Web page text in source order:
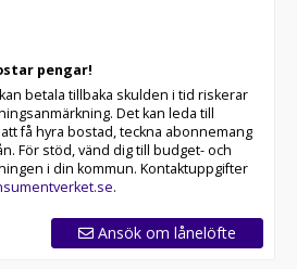
pengar!
betala tillbaka skulden i tid riskerar
Det kan leda till
få hyra bostad, teckna abonnemang
För stöd, vänd dig till budget- och
i din kommun. Kontaktuppgifter
.
Ansök om lånelöfte